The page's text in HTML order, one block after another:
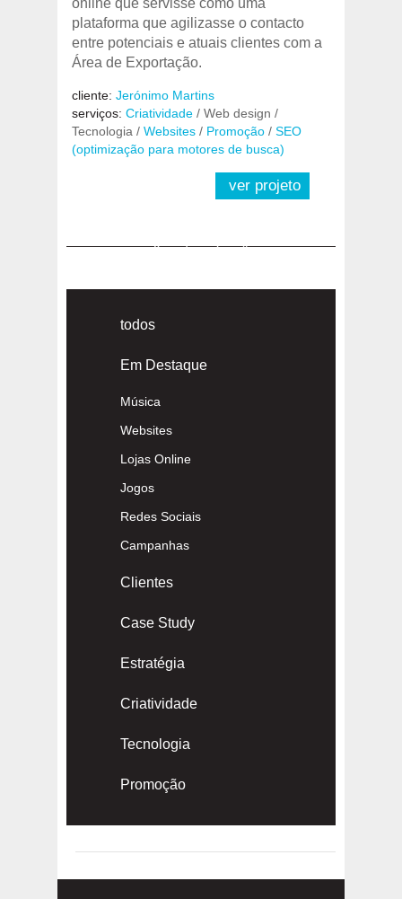
plataforma que agilizasse o contacto
entre potenciais e atuais clientes com a
Área de Exportação.
cliente: Jerónimo Martins
serviços: Criatividade / Web design /
Tecnologia / Websites / Promoção / SEO
(optimização para motores de busca)
ver projeto
« 1 2 »
todos
Em Destaque
Música
Websites
Lojas Online
Jogos
Redes Sociais
Campanhas
Clientes
Case Study
Estratégia
Criatividade
Tecnologia
Promoção